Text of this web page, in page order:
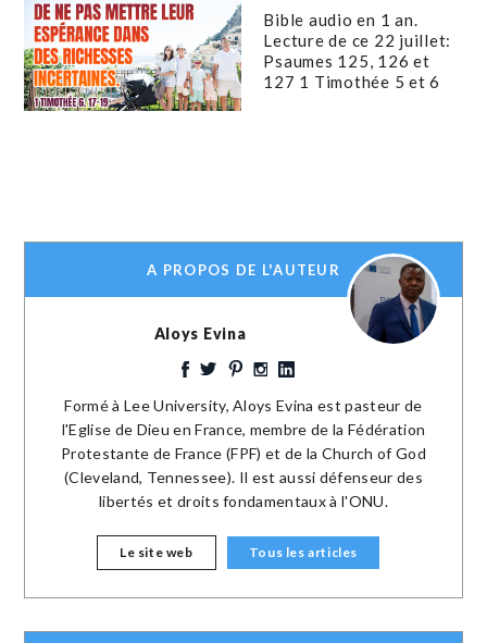
Bible audio en 1 an.
Lecture de ce 22 juillet:
Psaumes 125, 126 et
127 1 Timothée 5 et 6
A PROPOS DE L'AUTEUR
Aloys Evina
Formé à Lee University, Aloys Evina est pasteur de
l'Eglise de Dieu en France, membre de la Fédération
Protestante de France (FPF) et de la Church of God
(Cleveland, Tennessee). Il est aussi défenseur des
libertés et droits fondamentaux à l'ONU.
Le site web Tous les articles